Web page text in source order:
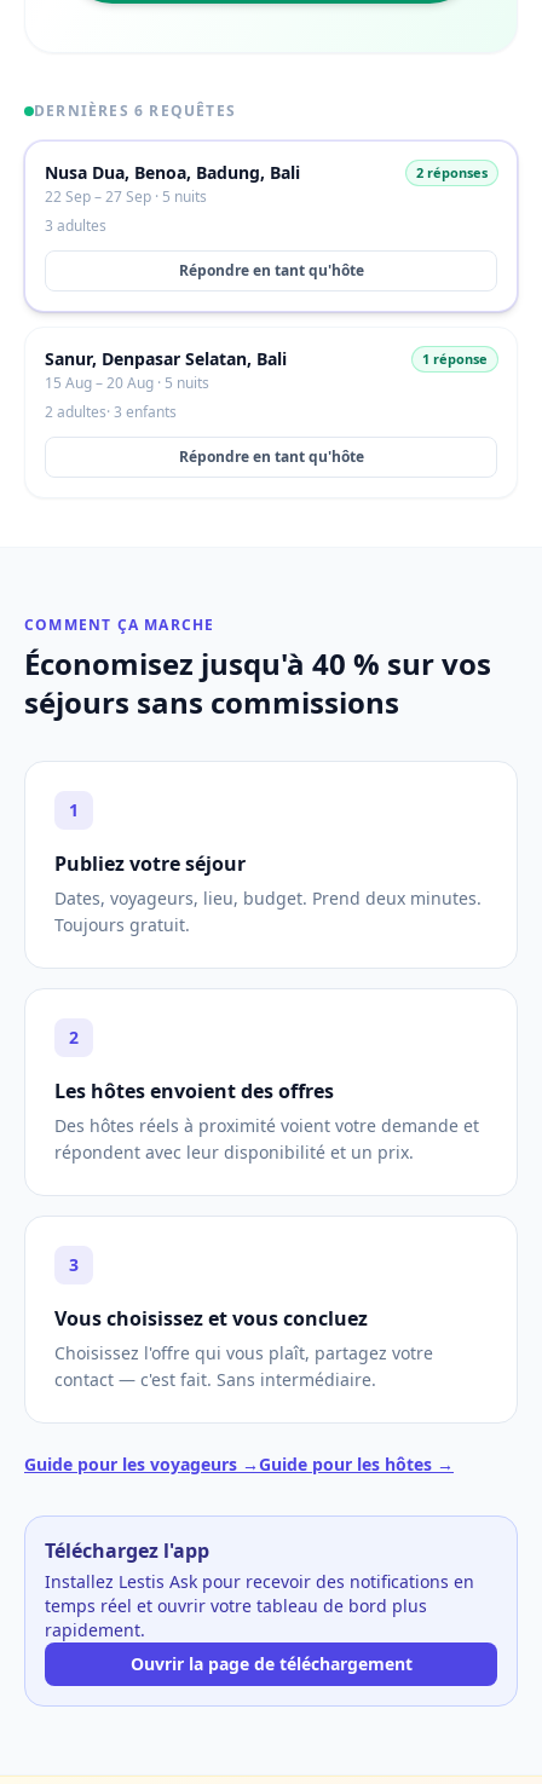
DERNIÈRES 6 REQUÊTES
Nusa Dua, Benoa, Badung, Bali
22 Sep – 27 Sep · 5 nuits
2 réponses
3 adultes
Répondre en tant qu'hôte
Sanur, Denpasar Selatan, Bali
15 Aug – 20 Aug · 5 nuits
1 réponse
2 adultes· 3 enfants
Répondre en tant qu'hôte
COMMENT ÇA MARCHE
Économisez jusqu'à 40 % sur vos
séjours sans commissions
1
Publiez votre séjour
Dates, voyageurs, lieu, budget. Prend deux minutes.
Toujours gratuit.
2
Les hôtes envoient des offres
Des hôtes réels à proximité voient votre demande et
répondent avec leur disponibilité et un prix.
3
Vous choisissez et vous concluez
Choisissez l'offre qui vous plaît, partagez votre
contact — c'est fait. Sans intermédiaire.
Guide pour les voyageurs →Guide pour les hôtes →
Téléchargez l'app
Installez Lestis Ask pour recevoir des notifications en
temps réel et ouvrir votre tableau de bord plus
rapidement.
Ouvrir la page de téléchargement